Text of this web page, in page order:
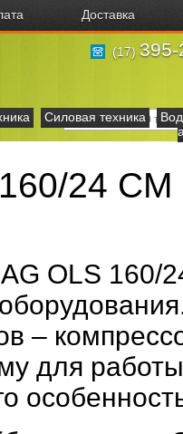
Доставка
(17) 395-
Силовая техника
24 CM
OLS 160/
–
для